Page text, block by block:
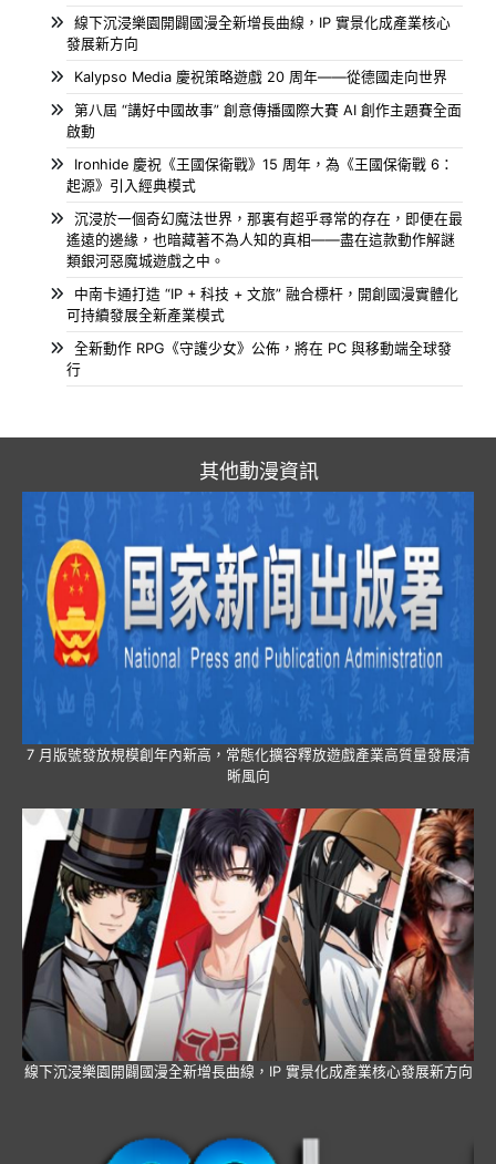
線下沉浸樂園開闢國漫全新增長曲線，IP 實景化成產業核心
發展新方向
Kalypso Media 慶祝策略遊戲 20 周年——從德國走向世界
第八屆 “講好中國故事” 創意傳播國際大賽 AI 創作主題賽全面
啟動
Ironhide 慶祝《王國保衛戰》15 周年，為《王國保衛戰 6：
起源》引入經典模式
沉浸於一個奇幻魔法世界，那裏有超乎尋常的存在，即便在最
遙遠的邊緣，也暗藏著不為人知的真相——盡在這款動作解謎
類銀河惡魔城遊戲之中。
中南卡通打造 “IP + 科技 + 文旅” 融合標杆，開創國漫實體化
可持續發展全新產業模式
全新動作 RPG《守護少女》公佈，將在 PC 與移動端全球發
行
其他動漫資訊
7 月版號發放規模創年內新高，常態化擴容釋放遊戲產業高質量發展清
晰風向
線下沉浸樂園開闢國漫全新增長曲線，IP 實景化成產業核心發展新方向